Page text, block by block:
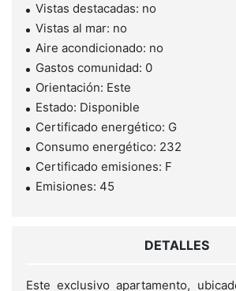
Vistas destacadas: no
Vistas al mar: no
Aire acondicionado: no
Gastos comunidad: 0
Orientación: Este
Estado: Disponible
Certificado energético: G
Consumo energético: 232
Certificado emisiones: F
Emisiones: 45
DETALLES
Este exclusivo apartamento,